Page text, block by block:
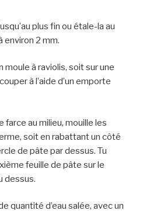
plus fin ou étale-la au
environ 2 mm.
à raviolis, soit sur une
à l’aide d’un emporte
farce au milieu, mouille les
soit en rabattant un côté
de pâte par dessus. Tu
feuille de pâte sur le
dessus.
quantité d’eau salée, avec un